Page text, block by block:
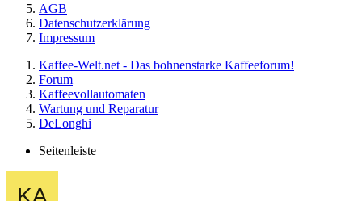
AGB
Datenschutzerklärung
Impressum
Kaffee-Welt.net - Das bohnenstarke Kaffeeforum!
Forum
Kaffeevollautomaten
Wartung und Reparatur
DeLonghi
Seitenleiste